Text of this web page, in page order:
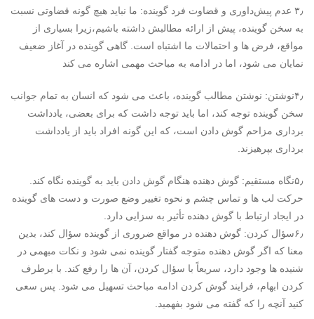
۳٫ عدم پیش‌داوری و قضاوت فرد گوینده: ما نباید هیچ گونه قضاوتی نسبت
به سخن گوینده، پیش از ارائه مطالبش داشته باشیم،زیرا بسیاری از
مواقع، فرض ها و احتمالات ما اشتباه است. گاهی گوینده در آغاز ضعیف
نمایان می شود، اما در ادامه به مباحث مهمی اشاره می کند
۴٫نوشتن: نوشتن مطالب گوینده، باعث می شود که انسان به تمام جوانب
سخن گوینده توجه کند، اما باید توجه داشت که برای بعضی، یادداشت
برداری مزاحم گوش دادن است، که این گونه افراد باید از یادداشت
برداری بپرهیزند.
۵٫نگاه مستقیم: گوش دهنده هنگام گوش دادن باید به گوینده نگاه کند.
حرکت لب ها و تماس چشم و نحوه تغییر وضع صورت و دست های گوینده
در ایجاد ارتباط با گوش دهنده تأثیر به سزایی دارد.
۶٫سؤال کردن: گوش دهنده در مواقع ضروری از گوینده سؤال کند، بدین
معنا که اگر گوش دهنده متوجه گفتار گوینده نمی شود و نکات مبهمی در
شنیده ها وجود دارد، سریعاً با سؤال کردن، آن ها را رفع کند. با برطرف
کردن ابهام، فرایند گوش کردن ادامه مباحث تسهیل می شود. پس سعی
کنید آنچه را که گفته می شود بفهمید.